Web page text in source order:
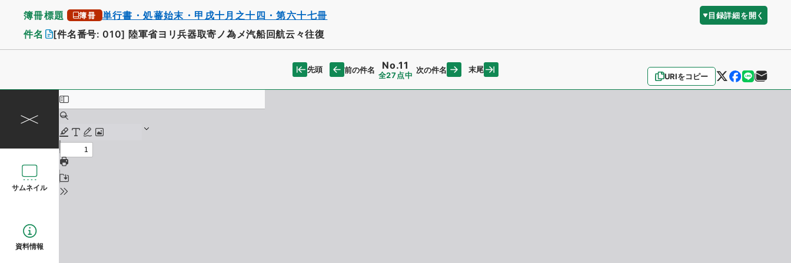
簿冊標題 簿冊 単行書・処蕃始末・甲戌十月之十四・第六十七冊 目録詳細を開く
件名 [件名番号: 010] 陸軍省ヨリ兵器取寄ノ為メ汽船回航云々往復
URIをコピー
先頭 前の件名 No.11
全27点中
次の件名 末尾
サムネイル
資料情報